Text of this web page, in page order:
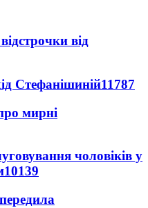
від
Стефанішиній11787
мирні
чоловіків у
10139